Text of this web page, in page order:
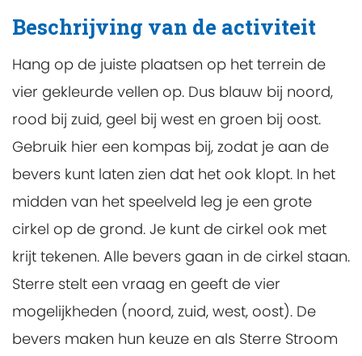
Beschrijving van de activiteit
Hang op de juiste plaatsen op het terrein de
vier gekleurde vellen op. Dus blauw bij noord,
rood bij zuid, geel bij west en groen bij oost.
Gebruik hier een kompas bij, zodat je aan de
bevers kunt laten zien dat het ook klopt. In het
midden van het speelveld leg je een grote
cirkel op de grond. Je kunt de cirkel ook met
krijt tekenen. Alle bevers gaan in de cirkel staan.
Sterre stelt een vraag en geeft de vier
mogelijkheden (noord, zuid, west, oost). De
bevers maken hun keuze en als Sterre Stroom